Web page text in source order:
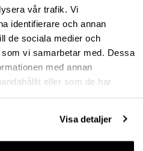
vår trafik. Vi
identifierare och annan
de sociala medier och
vi samarbetar med. Dessa
med annan
eller som de har
Visa detaljer
TUMSTOCK 61, 2
METER
700402
102,13 kr